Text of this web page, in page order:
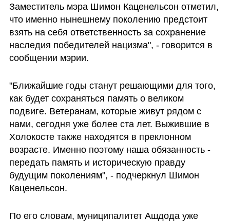
Заместитель мэра Шимон Каценельсон отметил,
что именно нынешнему поколению предстоит
взять на себя ответственность за сохранение
наследия победителей нацизма", - говорится в
сообщении мэрии.
"Ближайшие годы станут решающими для того,
как будет сохраняться память о великом
подвиге. Ветеранам, которые живут рядом с
нами, сегодня уже более ста лет. Выжившие в
Холокосте также находятся в преклонном
возрасте. Именно поэтому наша обязанность -
передать память и историческую правду
будущим поколениям", - подчеркнул Шимон
Каценельсон.
По его словам, муниципалитет Ашдода уже